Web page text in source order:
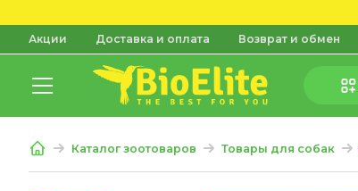
Акции Доставка и оплата Возврат и обмен
Каталог зоотоваров Товары для собак